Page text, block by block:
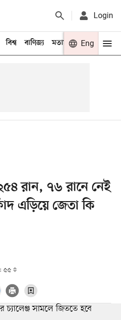
Login
বিশ্ব বাণিজ্য মতামত খেলা
Eng
রান, ৭৬ রানে নেই
এড়িয়ে জেতা কি
৫৫